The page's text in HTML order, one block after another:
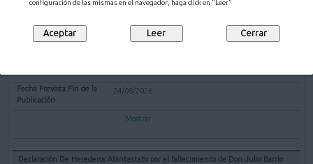
configuración de las mismas en el navegador, haga click en "Leer"
OTROS
Declaración De Herederos Abintestato por el fallecimiento de Doña Eusebia
Aguado López
24/08/2026
Mostrar
Declaración De Herederos Abintestato por el fallecimiento de Don Julio Barrio